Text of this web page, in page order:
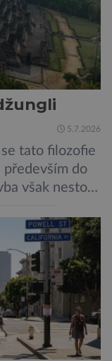
5.7.2026
tato filozofie
především do
však nestojí
exotickém
chrám
roku 800.
[…]